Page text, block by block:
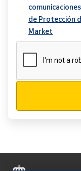
de Protección
Market